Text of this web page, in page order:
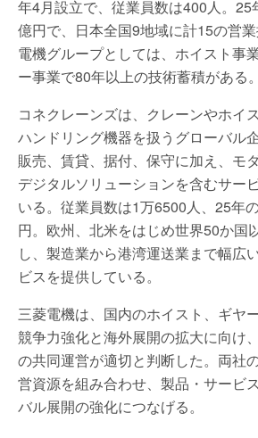
年4月設立で、従業員数は400人。
億円で、日本全国9地域に計15の営
電機グループとしては、ホイスト事
ー事業で80年以上の技術蓄積がある。
コネクレーンズは、クレーンやホイ
ハンドリング機器を扱うグローバル
販売、賃貸、据付、保守に加え、モ
デジタルソリューションを含むサー
いる。従業員数は1万6500人、25年
円。欧州、北米をはじめ世界50か国
し、製造業から港湾運送業まで幅広
ビスを提供している。
三菱電機は、国内のホイスト、ギヤ
競争力強化と海外展開の拡大に向け
の共同運営が適切と判断した。両社
営資源を組み合わせ、製品・サービ
バル展開の強化につなげる。